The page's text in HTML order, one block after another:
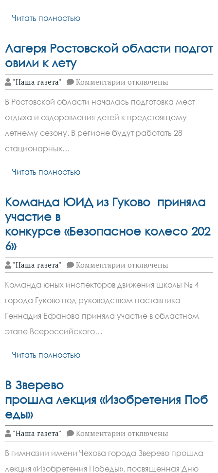
Читать полностью
Лагеря Ростовской области подгот
овили к лету
"Наша газета" Комментарии к
записи
отключены
В Ростовской области началась подготовка мест
отдыха и оздоровления детей к предстоящему
летнему сезону. В регионе будут работать 28
стационарных…
Читать полностью
Команда ЮИД из Гуково приняла
участие в
конкурсе «Безопасное колесо 202
6»
"Наша газета" Комментарии к
записи
Команда ЮИД из
Гуково
приняла
участие
в
конкурсе «Безопасное
отключены
Команда юных инспекторов движения школы № 4
города Гуково под руководством наставника
Геннадия Ефанова приняла участие в областном
этапе Всероссийского…
Читать полностью
В Зверево
прошла лекция «Изобретения Поб
еды»
"Наша газета" Комментарии к
записи
Зверево
прошла лекция
отключены
В гимназии имени Чехова города Зверево прошла
лекция «Изобретения Победы», посвященная Дню